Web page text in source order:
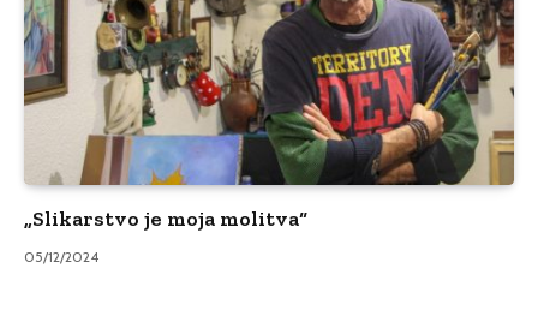
„Slikarstvo je moja molitva“
05/12/2024